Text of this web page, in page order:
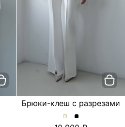
Брюки-клеш с разрезами
Брюки-Брюки-